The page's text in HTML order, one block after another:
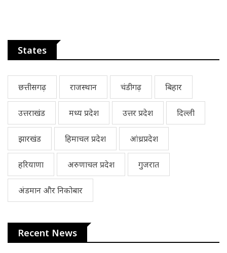
States
छत्तीसगढ़ राजस्थान चंडीगढ़ बिहार
उत्तराखंड मध्य प्रदेश उत्तर प्रदेश दिल्ली
झारखंड हिमाचल प्रदेश आंध्रप्रदेश
हरियाणा अरुणाचल प्रदेश गुजरात
अंडमान और निकोबार
Recent News